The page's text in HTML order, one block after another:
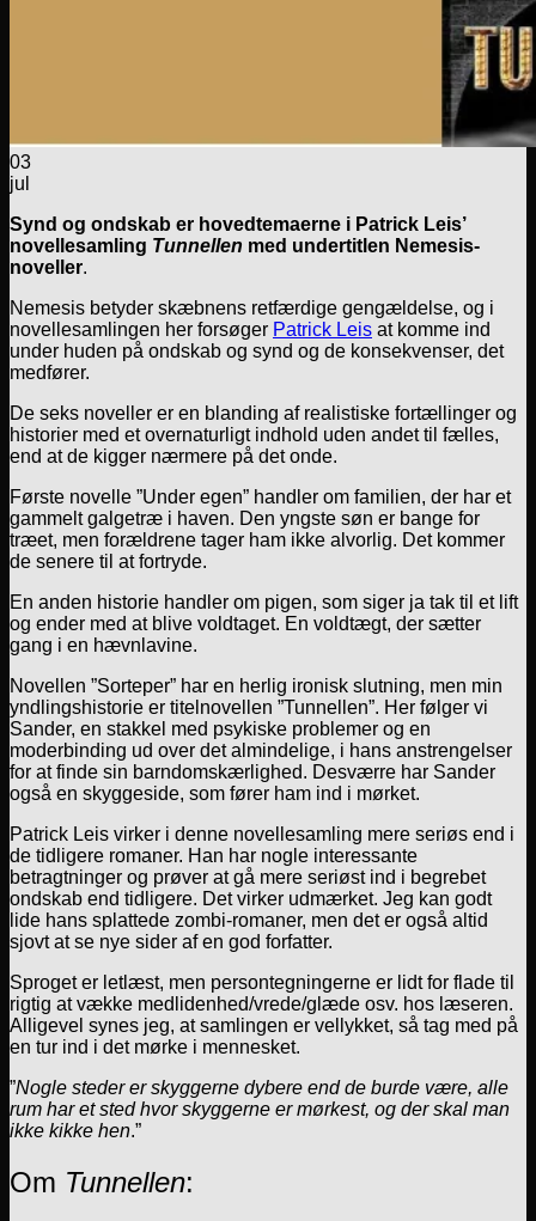
03
jul
Synd og ondskab er hovedtemaerne i Patrick Leis’
novellesamling Tunnellen med undertitlen Nemesis-
noveller.
Nemesis betyder skæbnens retfærdige gengældelse, og i
novellesamlingen her forsøger Patrick Leis at komme ind
under huden på ondskab og synd og de konsekvenser, det
medfører.
De seks noveller er en blanding af realistiske fortællinger og
historier med et overnaturligt indhold uden andet til fælles,
end at de kigger nærmere på det onde.
Første novelle ”Under egen” handler om familien, der har et
gammelt galgetræ i haven. Den yngste søn er bange for
træet, men forældrene tager ham ikke alvorlig. Det kommer
de senere til at fortryde.
En anden historie handler om pigen, som siger ja tak til et lift
og ender med at blive voldtaget. En voldtægt, der sætter
gang i en hævnlavine.
Novellen ”Sorteper” har en herlig ironisk slutning, men min
yndlingshistorie er titelnovellen ”Tunnellen”. Her følger vi
Sander, en stakkel med psykiske problemer og en
moderbinding ud over det almindelige, i hans anstrengelser
for at finde sin barndomskærlighed. Desværre har Sander
også en skyggeside, som fører ham ind i mørket.
Patrick Leis virker i denne novellesamling mere seriøs end i
de tidligere romaner. Han har nogle interessante
betragtninger og prøver at gå mere seriøst ind i begrebet
ondskab end tidligere. Det virker udmærket. Jeg kan godt
lide hans splattede zombi-romaner, men det er også altid
sjovt at se nye sider af en god forfatter.
Sproget er letlæst, men persontegningerne er lidt for flade til
rigtig at vække medlidenhed/vrede/glæde osv. hos læseren.
Alligevel synes jeg, at samlingen er vellykket, så tag med på
en tur ind i det mørke i mennesket.
”Nogle steder er skyggerne dybere end de burde være, alle
rum har et sted hvor skyggerne er mørkest, og der skal man
ikke kikke hen.”
Om Tunnellen: